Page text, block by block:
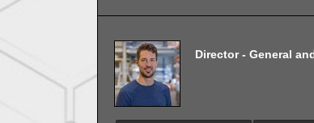
Director - General